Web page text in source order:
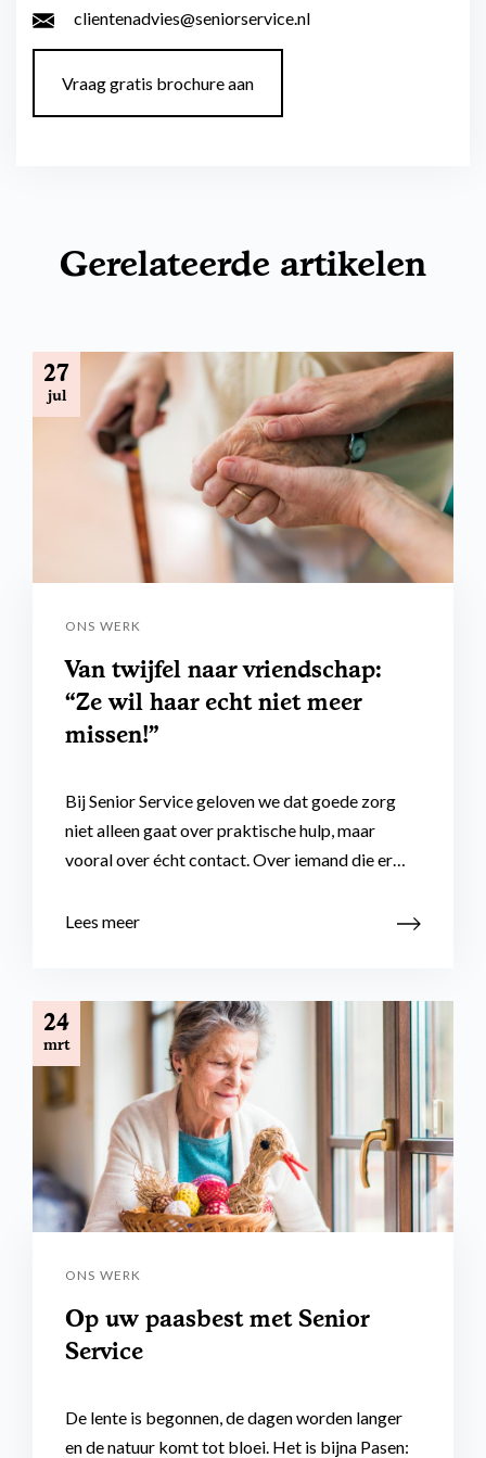
clientenadvies@seniorservice.nl
Vraag gratis brochure aan
Gerelateerde artikelen
27
jul
ONS WERK
Van twijfel naar vriendschap:
“Ze wil haar echt niet meer
missen!”
Bij Senior Service geloven we dat goede zorg
niet alleen gaat over praktische hulp, maar
vooral over écht contact. Over iemand die er…
Lees meer
24
mrt
ONS WERK
Op uw paasbest met Senior
Service
De lente is begonnen, de dagen worden langer
en de natuur komt tot bloei. Het is bijna Pasen: